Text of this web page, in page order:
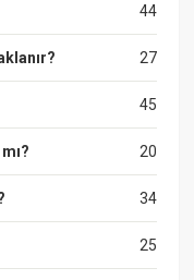
44
27
45
20
34
25